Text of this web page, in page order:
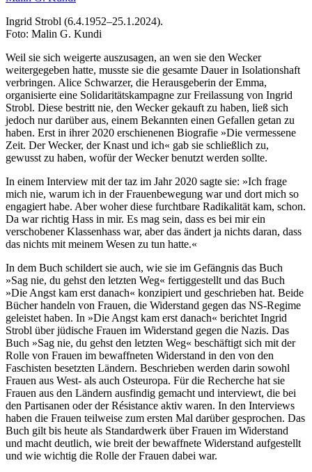
Ingrid Strobl (6.4.1952–25.1.2024).
Foto: Malin G. Kundi
Weil sie sich weigerte auszusagen, an wen sie den Wecker
weitergegeben hatte, musste sie die gesamte Dauer in Isolationshaft
verbringen. Alice Schwarzer, die Herausgeberin der Emma,
organisierte eine Solidaritätskampagne zur Freilassung von Ingrid
Strobl. Diese bestritt nie, den Wecker gekauft zu haben, ließ sich
jedoch nur darüber aus, einem Bekannten einen Gefallen getan zu
haben. Erst in ihrer 2020 erschienenen Biografie »Die vermessene
Zeit. Der Wecker, der Knast und ich« gab sie schließlich zu,
gewusst zu haben, wofür der Wecker benutzt werden sollte.
In einem Interview mit der taz im Jahr 2020 sagte sie: »Ich frage
mich nie, warum ich in der Frauenbewegung war und dort mich so
engagiert habe. Aber woher diese furchtbare Radikalität kam, schon.
Da war richtig Hass in mir. Es mag sein, dass es bei mir ein
verschobener Klassenhass war, aber das ändert ja nichts daran, dass
das nichts mit meinem Wesen zu tun hatte.«
In dem Buch schildert sie auch, wie sie im Gefängnis das Buch
»Sag nie, du gehst den letzten Weg« fertiggestellt und das Buch
»Die Angst kam erst danach« konzipiert und geschrieben hat. Beide
Bücher handeln von Frauen, die Widerstand gegen das NS-Regime
geleistet haben. In »Die Angst kam erst danach« berichtet Ingrid
Strobl über jüdische Frauen im Widerstand gegen die Nazis. Das
Buch »Sag nie, du gehst den letzten Weg« beschäftigt sich mit der
Rolle von Frauen im bewaffneten Widerstand in den von den
Faschisten besetzten Ländern. Beschrieben werden darin sowohl
Frauen aus West- als auch Osteuropa. Für die Recherche hat sie
Frauen aus den Ländern ausfindig gemacht und interviewt, die bei
den Partisanen oder der Résistance aktiv waren. In den Interviews
haben die Frauen teilweise zum ersten Mal darüber gesprochen. Das
Buch gilt bis heute als Standardwerk über Frauen im Widerstand
und macht deutlich, wie breit der bewaffnete Widerstand aufgestellt
und wie wichtig die Rolle der Frauen dabei war.